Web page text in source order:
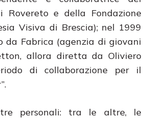
Rovereto e della Fondazione
Visiva di Brescia); nel 1999
Fabrica (agenzia di giovani
allora diretta da Oliviero
di collaborazione per il
personali: tra le altre, le